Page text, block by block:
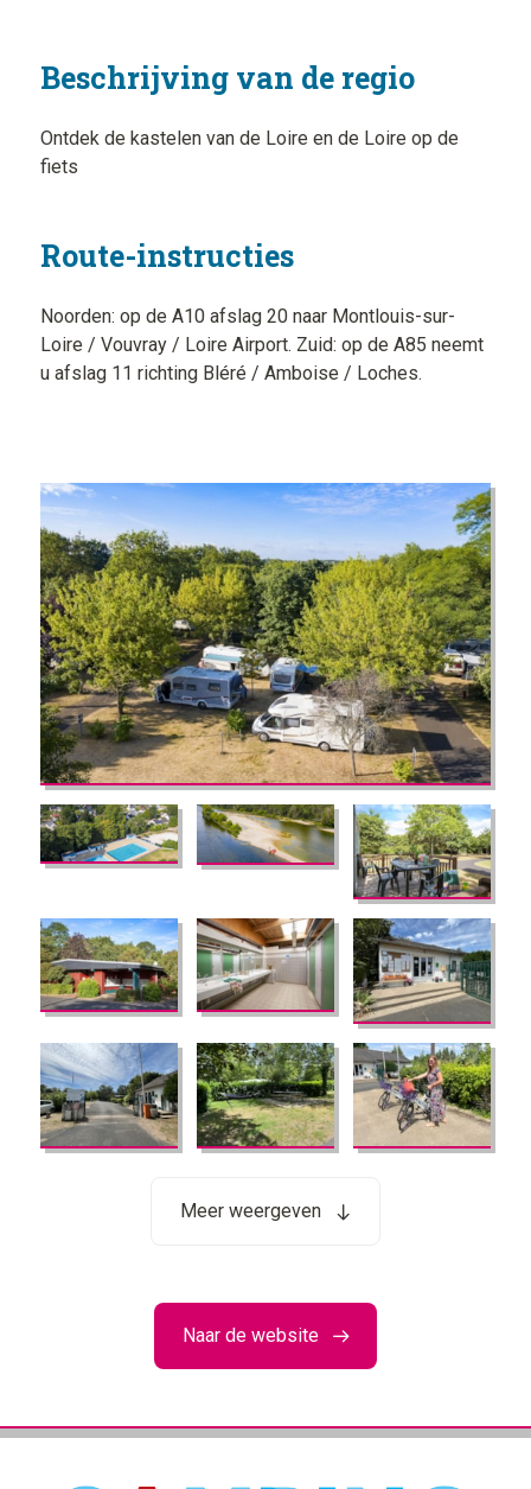
Beschrijving van de regio
Ontdek de kastelen van de Loire en de Loire op de
fiets
Route-instructies
Noorden: op de A10 afslag 20 naar Montlouis-sur-
Loire / Vouvray / Loire Airport. Zuid: op de A85 neemt
u afslag 11 richting Bléré / Amboise / Loches.
Meer weergeven
Naar de website